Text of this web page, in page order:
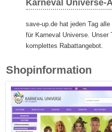
Karneval Universe-
save-up.de hat jeden Tag
für Karneval Universe. Unser
komplettes Rabattangebot.
Shopinformation